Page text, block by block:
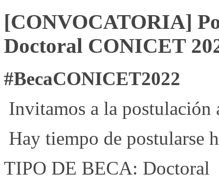
[CONVOCATORIA]
Doctoral CONICET
#BecaCONICET2022
Invitamos a la
Hay tiempo de postularse
TIPO DE BECA: Doctoral